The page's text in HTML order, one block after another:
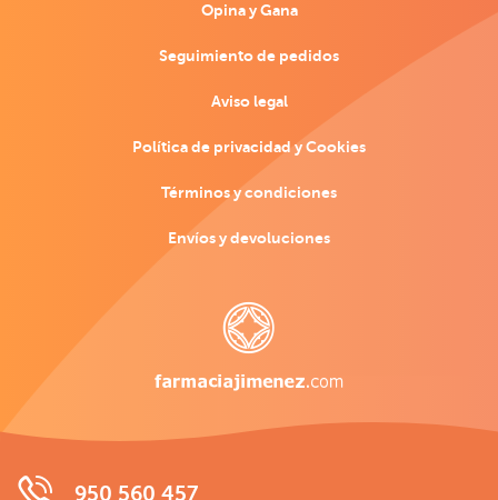
Opina y Gana
Seguimiento de pedidos
Aviso legal
Política de privacidad y Cookies
Términos y condiciones
Envíos y devoluciones
950 560 457